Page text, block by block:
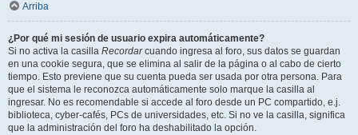
Arriba
¿Por qué mi sesión de usuario expira automáticamente?
Si no activa la casilla Recordarcuando ingresa al foro, sus datos se guardan
en una cookie segura, que se elimina al salir de la página o al cabo de cierto
tiempo. Esto previene que su cuenta pueda ser usada por otra persona. Para
que el sistema le reconozca automáticamente solo marque la casilla al
ingresar. No es recomendable si accede al foro desde un PC compartido, e.j.
biblioteca, cyber-cafés, PCs de universidades, etc. Si no ve la casilla, significa
que la administración del foro ha deshabilitado la opción.